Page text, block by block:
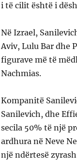
i të cilit është i
Në Izrael,
Aviv, Lulu Bar dhe
figurave më të
Nachmias.
Kompanitë
Sanilevich, dhe
secila 50% të një
ardhura në Neve
një ndërtesë